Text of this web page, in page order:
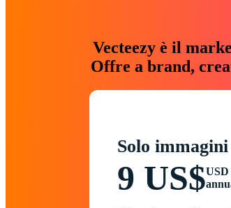
Vecteezy è il
Offre a brand,
Solo immagini
9 US$USD